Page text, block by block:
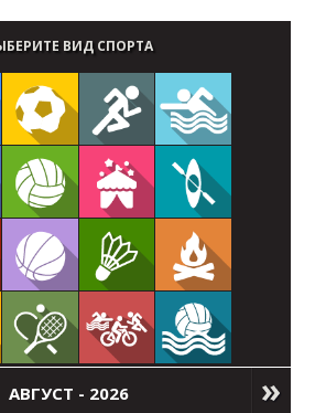
ВИД СПОРТА
АВГУСТ - 2026